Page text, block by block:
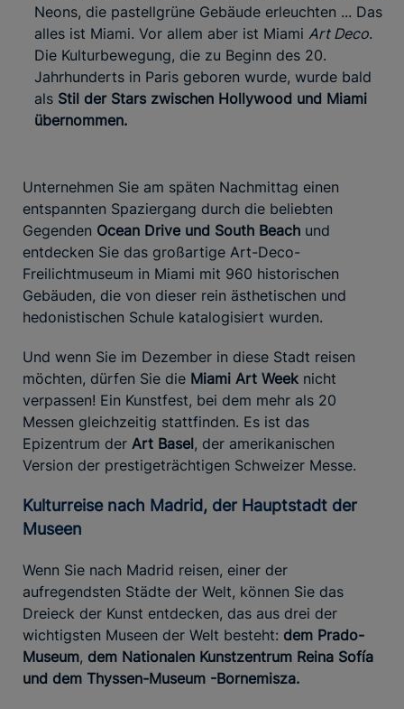
Neons, die pastellgrüne Gebäude erleuchten ... Das
alles ist Miami. Vor allem aber ist Miami Art Deco.
Die Kulturbewegung, die zu Beginn des 20.
Jahrhunderts in Paris geboren wurde, wurde bald
als Stil der Stars zwischen Hollywood und Miami
übernommen.
Unternehmen Sie am späten Nachmittag einen
entspannten Spaziergang durch die beliebten
Gegenden Ocean Drive und South Beach und
entdecken Sie das großartige Art-Deco-
Freilichtmuseum in Miami mit 960 historischen
Gebäuden, die von dieser rein ästhetischen und
hedonistischen Schule katalogisiert wurden.
Und wenn Sie im Dezember in diese Stadt reisen
möchten, dürfen Sie die Miami Art Week nicht
verpassen! Ein Kunstfest, bei dem mehr als 20
Messen gleichzeitig stattfinden. Es ist das
Epizentrum der Art Basel, der amerikanischen
Version der prestigeträchtigen Schweizer Messe.
Kulturreise nach Madrid, der Hauptstadt der
Museen
Wenn Sie nach Madrid reisen, einer der
aufregendsten Städte der Welt, können Sie das
Dreieck der Kunst entdecken, das aus drei der
wichtigsten Museen der Welt besteht: dem Prado-
Museum, dem Nationalen Kunstzentrum Reina Sofía
und dem Thyssen-Museum -Bornemisza.